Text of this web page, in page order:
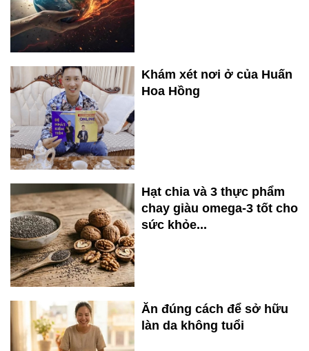
Khám xét nơi ở của Huấn
Hoa Hồng
Hạt chia và 3 thực phẩm
chay giàu omega-3 tốt cho
sức khỏe...
Ăn đúng cách để sở hữu
làn da không tuổi